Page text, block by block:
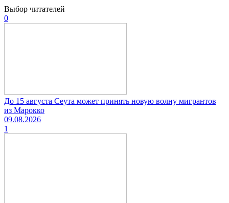
Выбор читателей
0
До 15 августа Сеута может принять новую волну мигрантов
из Марокко
09.08.2026
1